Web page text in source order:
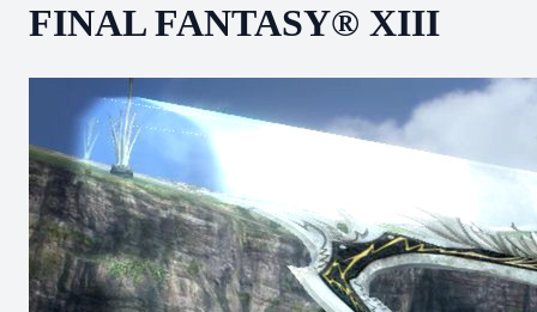
FINAL FANTASY® XIII